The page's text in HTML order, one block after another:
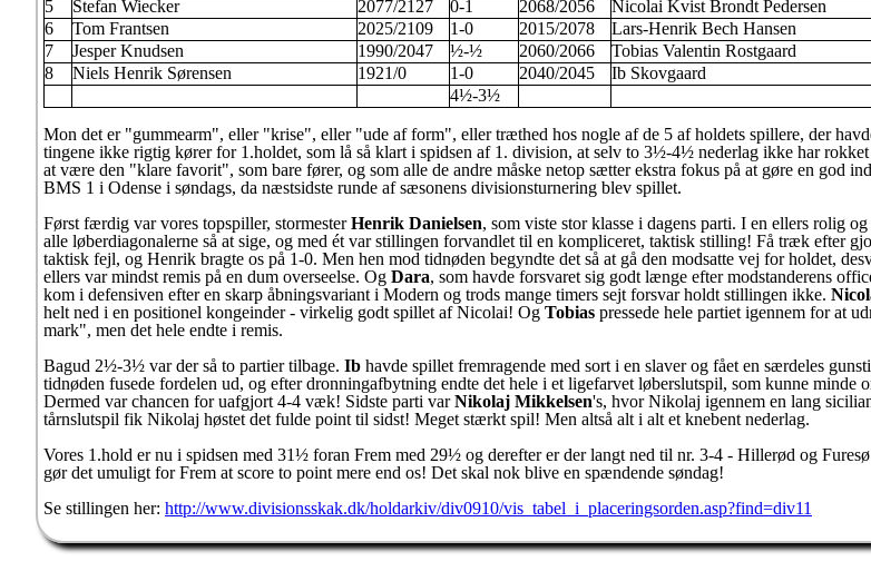
5
Stefan Wiecker 2077/2127 0-1 2068/2056
Nicolai Kvist Brondt Pedersen
6
Tom Frantsen 2025/2109 1-0 2015/2078
Lars-Henrik Bech Hansen
7
Jesper Knudsen 1990/2047 ½-½ 2060/2066
Tobias Valentin Rostgaard
8
Niels Henrik Sørensen 1921/0 1-0 2040/2045
Ib Skovgaard
4½-3½
Mon det er "gummearm", eller "krise", eller "ude af form", eller træthed hos nogle af de 5 af holdets spillere, der
tingene ikke rigtig kører for 1.holdet, som lå så klart i spidsen af 1. division, at selv to 3½-4½ nederlag ikke har
at være den "klare favorit", som bare fører, og som alle de andre måske netop sætter ekstra fokus på at gøre en god
BMS 1 i Odense i søndags, da næstsidste runde af sæsonens divisionsturnering blev spillet.
Først færdig var vores topspiller, stormesterHenrik Danielsen, som viste stor klasse i dagens parti. I en ellers rolig
alle løberdiagonalerne så at sige, og med ét var stillingen forvandlet til en kompliceret, taktisk stilling! Få træk efter
taktisk fejl, og Henrik bragte os på 1-0. Men hen mod tidnøden begyndte det så at gå den modsatte vej for holdet,
ellers var mindst remis på en dum overseelse. Og Dara, som havde forsvaret sig godt længe efter modstanderens
kom i defensiven efter en skarp åbningsvariant i Modern og trods mange timers sejt forsvar holdt stillingen ikke.
helt ned i en positionel kongeinder - virkelig godt spillet af Nicolai! Og Tobias pressede hele partiet igennem for at
mark", men det hele endte i remis.
Bagud 2½-3½ var der så to partier tilbage. Ib havde spillet fremragende med sort i en slaver og fået en særdeles
tidnøden fusede fordelen ud, og efter dronningafbytning endte det hele i et ligefarvet løberslutspil, som kunne
Dermed var chancen for uafgjort 4-4 væk! Sidste parti varNikolaj Mikkelsen's, hvor Nikolaj igennem en lang
tårnslutspil fik Nikolaj høstet det fulde point til sidst! Meget stærkt spil! Men altså alt i alt et knebent nederlag.
Vores 1.hold er nu i spidsen med 31½ foran Frem med 29½ og derefter er der langt ned til nr. 3-4 - Hillerød og
gør det umuligt for Frem at score to point mere end os! Det skal nok blive en spændende søndag!
Se stillingen her: http://www.divisionsskak.dk/holdarkiv/div0910/vis_tabel_i_placeringsorden.asp?find=div11